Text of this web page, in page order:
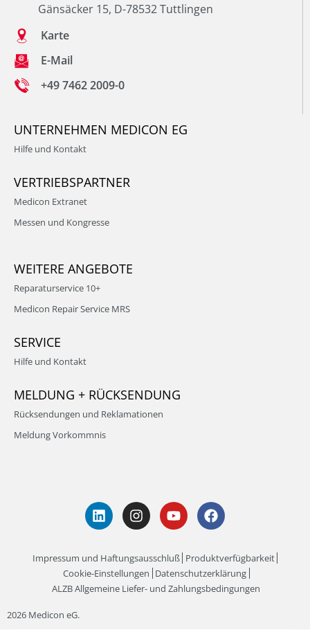
Gänsäcker 15, D-78532 Tuttlingen
Karte
E-Mail
+49 7462 2009-0
UNTERNEHMEN MEDICON EG
Hilfe und Kontakt
VERTRIEBSPARTNER
Medicon Extranet
Messen und Kongresse
WEITERE ANGEBOTE
Reparaturservice 10+
Medicon Repair Service MRS
SERVICE
Hilfe und Kontakt
MELDUNG + RÜCKSENDUNG
Rücksendungen und Reklamationen
Meldung Vorkommnis
Impressum und Haftungsausschluß Produktverfügbarkeit
Cookie-Einstellungen Datenschutzerklärung
ALZB Allgemeine Liefer- und Zahlungsbedingungen
2026 Medicon eG.